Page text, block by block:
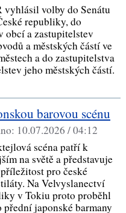
vyhlásil volby do Senátu
republiky, do
obcí a zastupitelstev
a městských částí ve
a do zastupitelstva
jeho městských částí.
barovou scénu
10.07.2026 / 04:12
scéna patří k
na světě a představuje
pro české
Na Velvyslanectví
v Tokiu proto proběhl
japonské barmany